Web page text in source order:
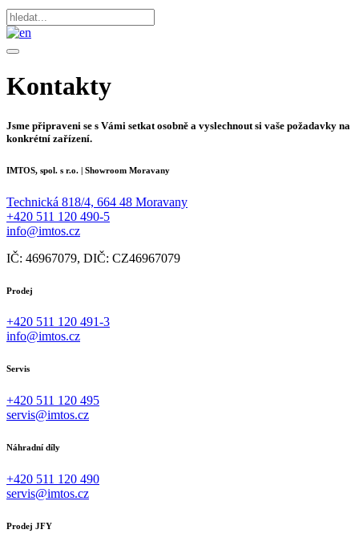
Kontakty
Jsme připraveni se s Vámi setkat osobně a vyslechnout si vaše požadavky na
konkrétní zařízení.
IMTOS, spol. s r.o. | Showroom Moravany
Technická 818/4, 664 48 Moravany
+420 511 120 490-5
info@imtos.cz
IČ: 46967079, DIČ: CZ46967079
Prodej
+420 511 120 491-3
info@imtos.cz
Servis
+420 511 120 495
servis@imtos.cz
Náhradní díly
+420 511 120 490
servis@imtos.cz
Prodej JFY